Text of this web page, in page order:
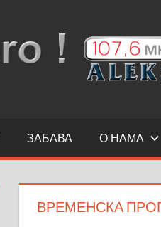
ЗАБАВА О НАМА
ВРЕМЕНСКА